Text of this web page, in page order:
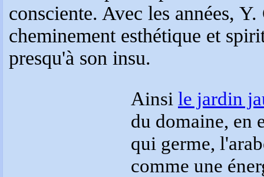
consciente. Avec les années,
cheminement esthétique et
presqu'à son insu.
Ainsi le jardin
du domaine, en
qui germe,
comme une